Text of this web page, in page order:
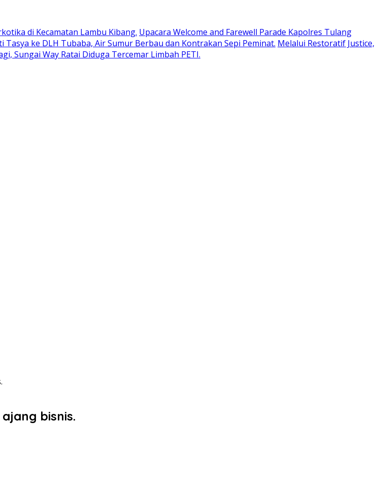
di Kecamatan Lambu Kibang. Upacara Welcome and Farewell Parade Kapolres Tulang
ke DLH Tubaba, Air Sumur Berbau dan Kontrakan Sepi Peminat. Melalui Restoratif Justice,
Sungai Way Ratai Diduga Tercemar Limbah PETI.
bisnis.